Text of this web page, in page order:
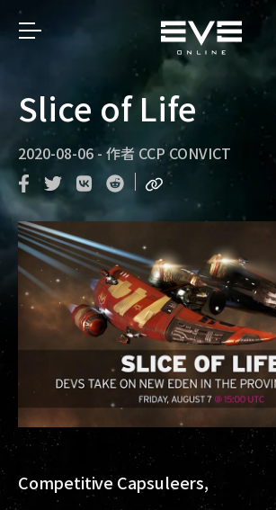
Slice of Life
2020-08-06-作者 CCP CONVICT
Competitive Capsuleers,